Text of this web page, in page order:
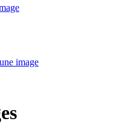
image